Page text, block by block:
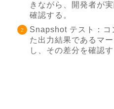
きながら、開発者が
確認する。
Snapshot テスト：コ
た出力結果であるマ
し、その差分を確認